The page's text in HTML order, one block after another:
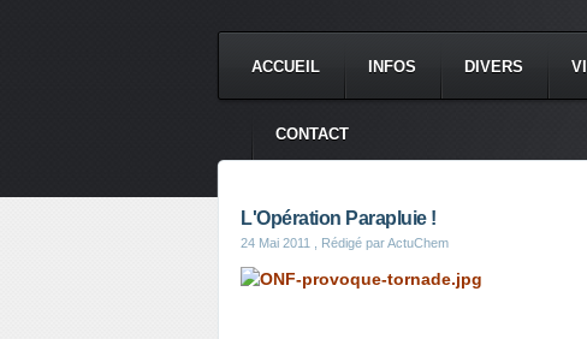
ACCUEIL INFOS DIVERS
CONTACT
L'Opération Parapluie !
24 Mai 2011 , Rédigé par ActuChem